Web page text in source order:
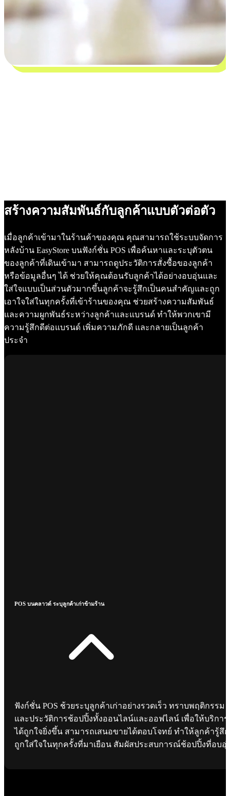
สร้างความสัมพันธ์กับลูกค้าแบบตัวต่อตัว
เมื่อลูกค้าเข้ามาในร้านค้าของคุณ คุณสามารถใช้ระบบจัดการ
หลังบ้าน EasyStore บนฟังก์ชั่น POS เพื่อค้นหาและระบุตัวตน
ของลูกค้าที่เดินเข้ามา สามารถดูประวัติการสั่งซื้อของลูกค้า
หรือข้อมูลอื่นๆ ได้ ช่วยให้คุณต้อนรับลูกค้าได้อย่างอบอุ่นและ
ใส่ใจแบบเป็นส่วนตัวมากขึ้นลูกค้าจะรู้สึกเป็นคนสำคัญและถูก
เอาใจใส่ในทุกครั้งที่เข้าร้านของคุณ ช่วยสร้างความสัมพันธ์
และความผูกพันธ์ระหว่างลูกค้าและแบรนด์ ทำให้พวกเขามี
ความรู้สึกดีต่อแบรนด์ เพิ่มความภักดี และกลายเป็นลูกค้า
ประจำ
POS บนคลาวด์ ระบุลูกค้าเก่าข้ามร้าน
ฟังก์ชั่น POS ช้วยระบุลูกค้าเก่าอย่างรวดเร็ว ทราบพฤติกรรม
และประวัติการช้อปปิ้งทั้งออนไลน์และออฟไลน์ เพื่อให้บริการ
ได้ถูกใจยิ่งขึ้น สามารถเสนอขายได้ตอบโจทย์ ทำให้ลูกค้ารู้สึก
ถูกใส่ใจในทุกครั้งที่มาเยือน สัมผัสประสบการณ์ช้อปปิ้งที่อบอุ่